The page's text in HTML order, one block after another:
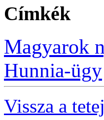
Címkék
Magyarok
Hunnia-ügy
Vissza a